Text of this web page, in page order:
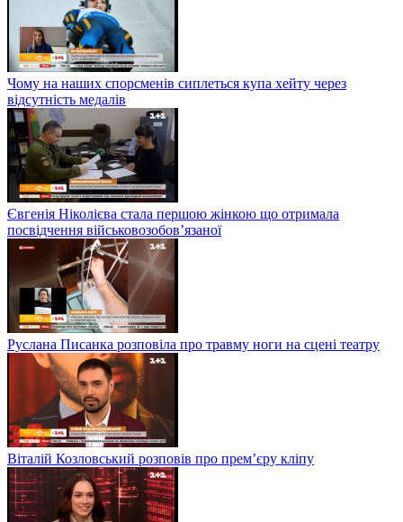
Чому на наших спорсменів сиплеться купа хейту через
відсутність медалів
Євгенія Ніколієва стала першою жінкою що отримала
посвідчення військовозобов’язаної
Руслана Писанка розповіла про травму ноги на сцені театру
Віталій Козловський розповів про прем’єру кліпу